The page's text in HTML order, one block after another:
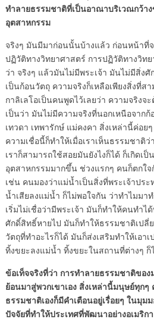
ทำลายธรรมชาติที่เป็นอาณาบริเวณกว้า
อุตสาหกรรม
จริงๆ มันมีมาก่อนนั้นบ้างแล้ว ก่อนหน้าที่
ปฏิวัติทางวิทยาศาสตร์ การปฏิวัติทางวิท
ว่า จริงๆ แล้วมันไม่มีพระเจ้า มันไม่มีสิ่ง
เป็นก้อนวัตถุ ความจริงก็เหลือเพียงสิ่งที่ส
กาลิเลโอเป็นคนพูดไว้เลยว่า ความจริงจ
เป็นว่า มันไม่มีความจริงที่นอกเหนือจากก้
เทวดา เทพารักษ์ แม่คงคา สิ่งเหล่านี้ค่อย
ความเชื่อนี้ก็ทำให้เมื่อเราเห็นธรรมชาติ
เราก็สามารถใช้สอยมันยังไงก็ได้ ก็เกิดเ
อุตสาหกรรมมากขึ้น ช่วงแรกๆ คนก็ตกใ
เช่น คนมองว่าแม่น้ำเป็นสิ่งที่พระเจ้าปร
น้ำเสียลงแม่น้ำ ก็ไม่พอใจกัน ว่าทำไมม
เริ่มไม่เชื่อว่ามีพระเจ้า มันก็ทำให้คนทำไ
ศักดิ์สิทธิ์หายไป มันก็ทำให้ธรรมชาติเปลี่
วัตถุที่ทำอะไรก็ได้ มันก็ส่งเสริมทำให้เอา
ทิ้งขยะลงแม่น้ำ ทิ้งขยะในสถานที่ต่างๆ ก็
ข้อเท็จจริงที่ว่า การทำลายธรรมชาติขอ
ย้อนมาสู่พวกเขาเอง สิ่งเหล่านี้มนุษย์ทุก
ธรรมชาติเองก็มีคำเตือนอยู่เรื่อยๆ ในมุม
ปัจจัยที่ทำให้ประเทศที่พัฒนาอย่างอเมริก